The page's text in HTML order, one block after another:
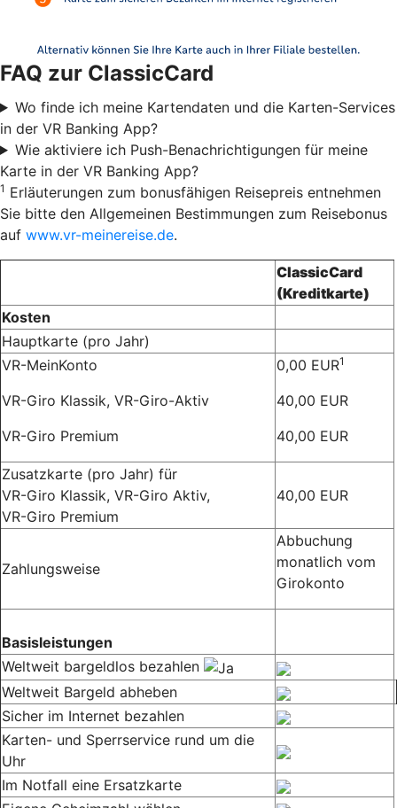
FAQ zur ClassicCard
Wo finde ich meine Kartendaten und die Karten-Services
in der VR Banking App?
Wie aktiviere ich Push-Benachrichtigungen für meine
Karte in der VR Banking App?
1 Erläuterungen zum bonusfähigen Reisepreis entnehmen
Sie bitte den Allgemeinen Bestimmungen zum Reisebonus
auf www.vr-meinereise.de.
ClassicCard
(Kreditkarte)
Kosten
Hauptkarte (pro Jahr)
VR-MeinKonto
VR-Giro Klassik, VR-Giro-Aktiv
VR-Giro Premium
0,00 EUR1
40,00 EUR
40,00 EUR
Zusatzkarte (pro Jahr) für
VR-Giro Klassik, VR-Giro Aktiv,
VR-Giro Premium
40,00 EUR
Zahlungsweise
Abbuchung
monatlich vom
Girokonto
Basisleistungen
Weltweit bargeldlos bezahlen
Weltweit Bargeld abheben
Sicher im Internet bezahlen
Karten- und Sperrservice rund um die
Uhr
Im Notfall eine Ersatzkarte